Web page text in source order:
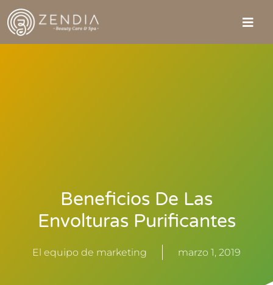
Beneficios De Las
Envolturas Purificantes
El equipo de marketing marzo 1, 2019